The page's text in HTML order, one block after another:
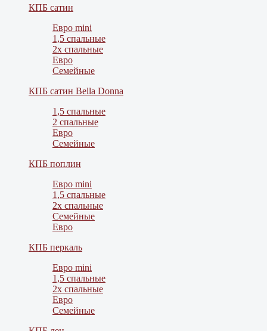
КПБ сатин
Евро mini
1,5 спальные
2х спальные
Евро
Семейные
КПБ сатин Bella Donna
1,5 спальные
2 спальные
Евро
Семейные
КПБ поплин
Евро mini
1,5 спальные
2х спальные
Семейные
Евро
КПБ перкаль
Евро mini
1,5 спальные
2х спальные
Евро
Семейные